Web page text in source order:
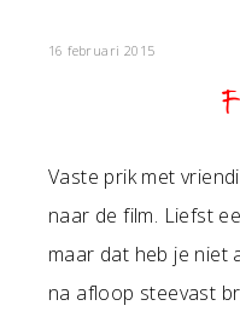
16 februari 2015
Vaste prik met
naar de film. Liefst
maar dat heb je niet
na afloop steevast